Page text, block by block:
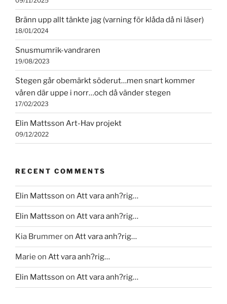
Bränn upp allt tänkte jag (varning för klåda då ni läser)
18/01/2024
Snusmumrik-vandraren
19/08/2023
Stegen går obemärkt söderut…men snart kommer
våren där uppe i norr…och då vänder stegen
17/02/2023
Elin Mattsson Art-Hav projekt
09/12/2022
RECENT COMMENTS
Elin Mattsson on Att vara anh?rig…
Elin Mattsson on Att vara anh?rig…
Kia Brummeron Att vara anh?rig…
Marie on Att vara anh?rig…
Elin Mattsson on Att vara anh?rig…